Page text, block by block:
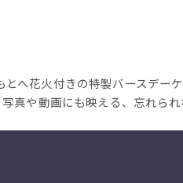
へ花火付きの特製バースデー
真や動画にも映える、忘れられ